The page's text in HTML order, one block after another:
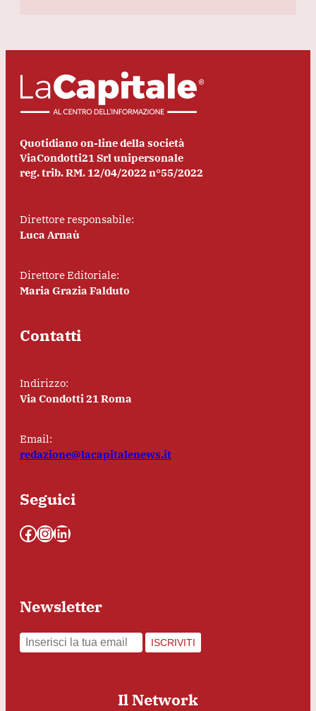
Quotidiano on-line della società
ViaCondotti21 Srl unipersonale
reg. trib. RM. 12/04/2022 n°55/2022
Direttore responsabile:
Luca Arnaù
Direttore Editoriale:
Maria Grazia Falduto
Contatti
Indirizzo:
Via Condotti 21 Roma
Email:
redazione@lacapitalenews.it
Seguici
Facebook InstagramLinkedIn
Newsletter
ISCRIVITI
Il Network